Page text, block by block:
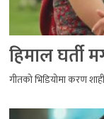
हिमाल घर्ती
गीतको भिडियोमा करण